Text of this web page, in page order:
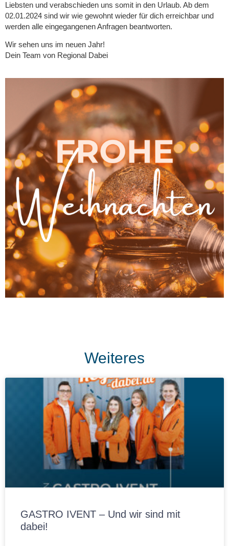
Liebsten und verabschieden uns somit in den Urlaub. Ab dem
02.01.2024 sind wir wie gewohnt wieder für dich erreichbar und
werden alle eingegangenen Anfragen beantworten.
Wir sehen uns im neuen Jahr!
Dein Team von Regional Dabei
Weiteres
GASTRO IVENT – Und wir sind mit
dabei!